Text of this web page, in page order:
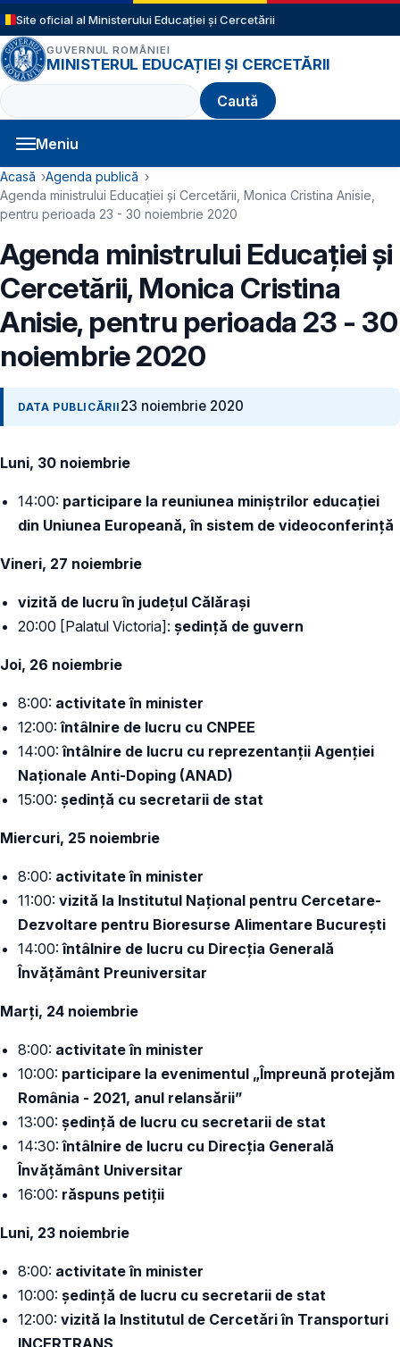
Sari la conținutul principal
Site oficial al Ministerului Educației și Cercetării
GUVERNUL ROMÂNIEI
MINISTERUL EDUCAȚIEI ȘI CERCETĂRII
Caută
Meniu
Navigație principală
Cale de navigare
Acasă
Agenda publică
Agenda ministrului Educației și Cercetării, Monica Cristina Anisie,
pentru perioada 23 - 30 noiembrie 2020
Agenda ministrului Educației și
Cercetării, Monica Cristina
Anisie, pentru perioada 23 - 30
noiembrie 2020
DATA PUBLICĂRII 23 noiembrie 2020
Luni, 30 noiembrie
14:00: participare la reuniunea miniștrilor educației
din Uniunea Europeană, în sistem de videoconferință
Vineri, 27 noiembrie
vizită de lucru în județul Călărași
20:00 [Palatul Victoria]: ședință de guvern
Joi, 26 noiembrie
8:00: activitate în minister
12:00:întâlnire de lucru cu CNPEE
14:00:întâlnire de lucru cu reprezentanții Agenției
Naționale Anti-Doping (ANAD)
15:00: ședință cu secretarii de stat
Miercuri, 25 noiembrie
8:00: activitate în minister
11:00: vizită la Institutul Național pentru Cercetare-
Dezvoltare pentru Bioresurse Alimentare București
14:00:întâlnire de lucru cu Direcția Generală
Învățământ Preuniversitar
Marți, 24 noiembrie
8:00: activitate în minister
10:00: participare la evenimentul „Împreună protejăm
România - 2021, anul relansării”
13:00: ședință de lucru cu secretarii de stat
14:30:întâlnire de lucru cu Direcția Generală
Învățământ Universitar
16:00: răspuns petiții
Luni, 23 noiembrie
8:00: activitate în minister
10:00: ședință de lucru cu secretarii de stat
12:00: vizită la Institutul de Cercetări în Transporturi
INCERTRANS